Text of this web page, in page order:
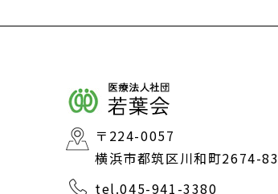
〒224-0057
横浜市都筑区川和町2674-83
tel.045-941-3380